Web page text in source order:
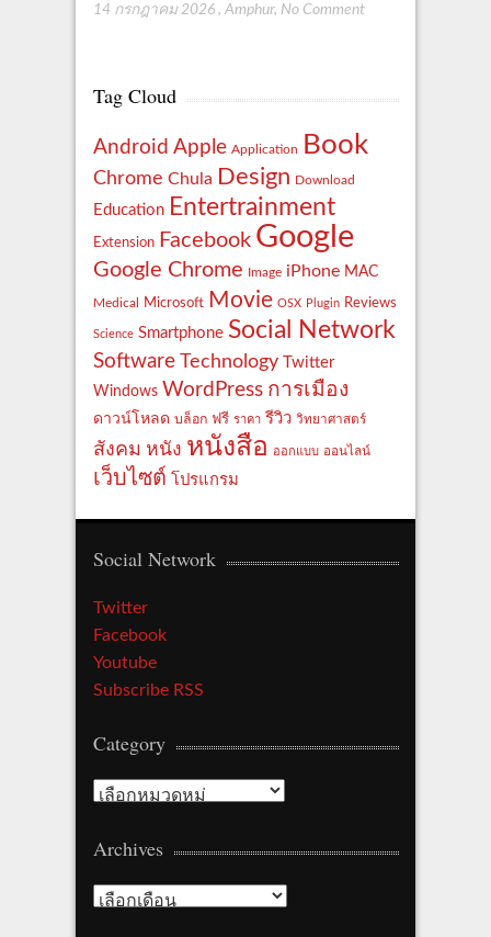
14 กรกฎาคม 2026 , Amphur, No Comment
Tag Cloud
Android Apple Application Book
Chrome Chula Design Download
Education Entertrainment
Extension Facebook Google
Google Chrome Image iPhone MAC
Medical Microsoft Movie OSX Plugin Reviews
Science Smartphone Social Network
Software Technology
Twitter
Windows WordPress การเมือง
ดาวน์โหลด บล็อก ฟรี ราคา รีวิว วิทยาศาสตร์
สังคม หนัง หนังสือ ออกแบบ ออนไลน์
เว็บไซต์ โปรแกรม
Social Network
Twitter
Facebook
Youtube
Subscribe RSS
Category
Category
Archives
Archives